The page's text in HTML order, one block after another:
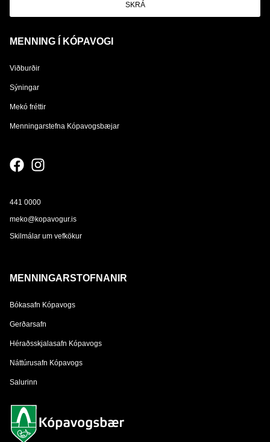
SKRÁ
MENNING Í KÓPAVOGI
Viðburðir
Sýningar
Mekó fréttir
Menningarstefna Kópavogsbæjar
441 0000
meko@kopavogur.is
Skilmálar um vefkökur
MENNINGARSTOFNANIR
Bókasafn Kópavogs
Gerðarsafn
Héraðsskjalasafn Kópavogs
Náttúrusafn Kópavogs
Salurinn